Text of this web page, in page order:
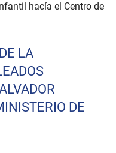
hacía el Centro de
LA
DE